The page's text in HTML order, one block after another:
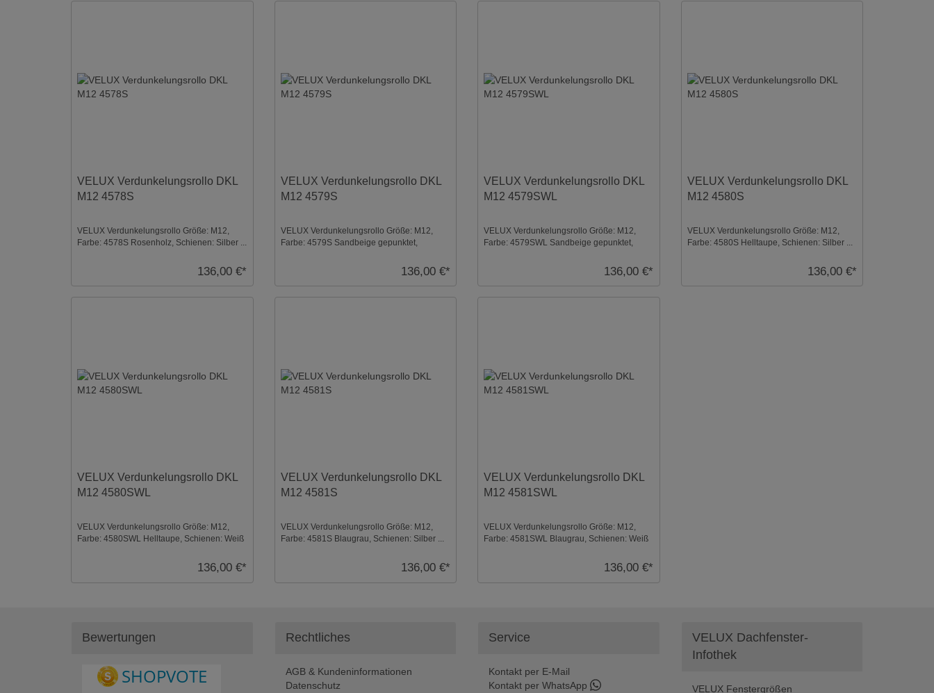
VELUX Verdunkelungsrollo DKL
M12 4578S
VELUX Verdunkelungsrollo Größe: M12,
Farbe: 4578S Rosenholz, Schienen: Silber ...
136,00 €*
VELUX Verdunkelungsrollo DKL
M12 4579S
VELUX Verdunkelungsrollo Größe: M12,
Farbe: 4579S Sandbeige gepunktet,
136,00 €*
VELUX Verdunkelungsrollo DKL
M12 4579SWL
VELUX Verdunkelungsrollo Größe: M12,
Farbe: 4579SWL Sandbeige gepunktet,
136,00 €*
VELUX Verdunkelungsrollo DKL
M12 4580S
VELUX Verdunkelungsrollo Größe: M12,
Farbe: 4580S Helltaupe, Schienen: Silber ...
136,00 €*
VELUX Verdunkelungsrollo DKL
M12 4580SWL
VELUX Verdunkelungsrollo Größe: M12,
Farbe: 4580SWL Helltaupe, Schienen: Weiß
136,00 €*
VELUX Verdunkelungsrollo DKL
M12 4581S
VELUX Verdunkelungsrollo Größe: M12,
Farbe: 4581S Blaugrau, Schienen: Silber ...
136,00 €*
VELUX Verdunkelungsrollo DKL
M12 4581SWL
VELUX Verdunkelungsrollo Größe: M12,
Farbe: 4581SWL Blaugrau, Schienen: Weiß
136,00 €*
Bewertungen Rechtliches
AGB & Kundeninformationen
Datenschutz
Service
Kontakt per E-Mail
Kontakt per WhatsApp
VELUX Dachfenster-
Infothek
VELUX Fenstergrößen